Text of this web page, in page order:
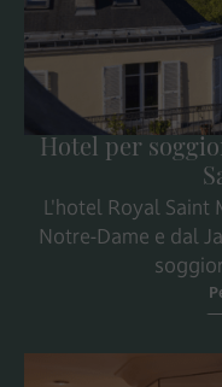
Hotel per
L'hotel Royal Saint
Notre-Dame e dal